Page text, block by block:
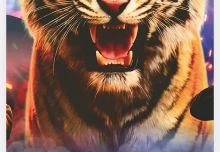
Площадки
Артисты
Рейтинги